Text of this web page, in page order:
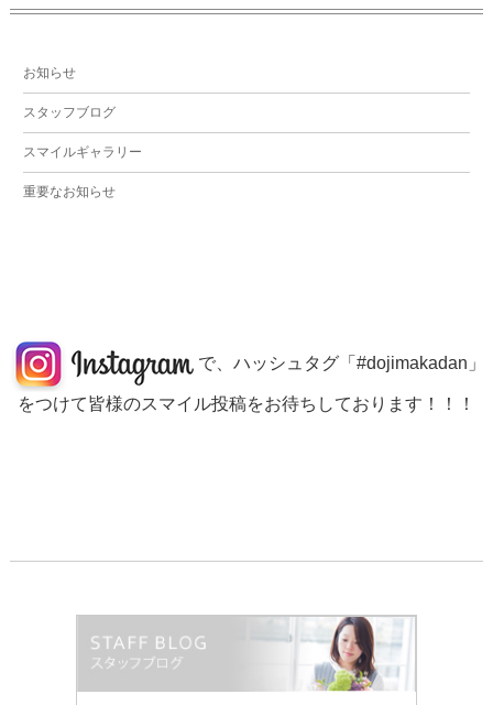
お知らせ
スタッフブログ
スマイルギャラリー
重要なお知らせ
で、ハッシュタグ「#dojimakadan」
をつけて皆様のスマイル投稿をお待ちしております！！！